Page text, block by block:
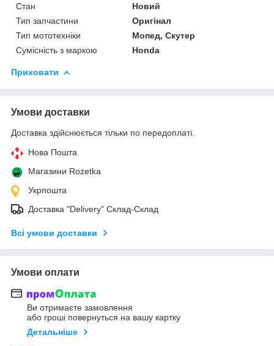
Стан
Новий
Тип запчастини
Оригінал
Тип мототехніки
Мопед, Скутер
Сумісність з маркою
Honda
Приховати
Умови доставки
Доставка здійснюється тільки по передоплаті.
Нова Пошта
Магазини Rozetka
Укрпошта
Доставка "Delivery" Склад-Склад
Всі умови доставки
Умови оплати
Ви отримаєте замовлення
або гроші повернуться на вашу картку
Детальніше